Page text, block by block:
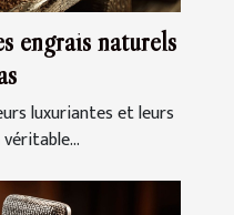
engrais naturels
luxuriantes et leurs